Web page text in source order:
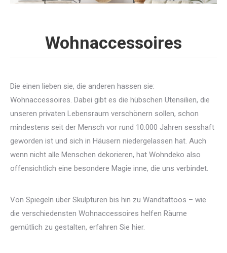
Wohnaccessoires
Die einen lieben sie, die anderen hassen sie:
Wohnaccessoires. Dabei gibt es die hübschen Utensilien, die
unseren privaten Lebensraum verschönern sollen, schon
mindestens seit der Mensch vor rund 10.000 Jahren sesshaft
geworden ist und sich in Häusern niedergelassen hat. Auch
wenn nicht alle Menschen dekorieren, hat Wohndeko also
offensichtlich eine besondere Magie inne, die uns verbindet.
Von Spiegeln über Skulpturen bis hin zu Wandtattoos – wie
die verschiedensten Wohnaccessoires helfen Räume
gemütlich zu gestalten, erfahren Sie hier.